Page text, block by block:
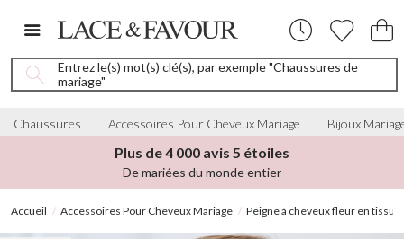
Entrez le(s) mot(s) clé(s), par exemple "Chaussures de
mariage"
Chaussures Accessoires Pour Cheveux Mariage Bijoux
Plus de 4 000 avis 5 étoiles
De mariées du monde entier
Accueil Accessoires Pour Cheveux Mariage Peigne à cheveux fleur en tissu